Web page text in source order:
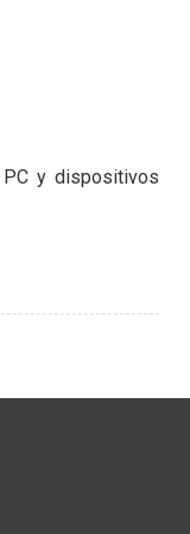
y dispositivos